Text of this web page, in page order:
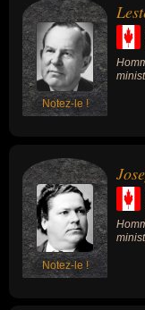
Notez-le !
Notez-le !